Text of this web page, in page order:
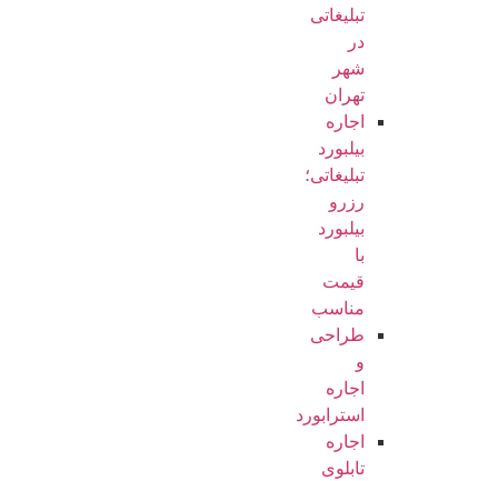
تبلیغاتی
در
شهر
تهران
اجاره
بیلبورد
تبلیغاتی؛
رزرو
بیلبورد
با
قیمت
مناسب
طراحی
و
اجاره
استرابورد
اجاره
تابلوی